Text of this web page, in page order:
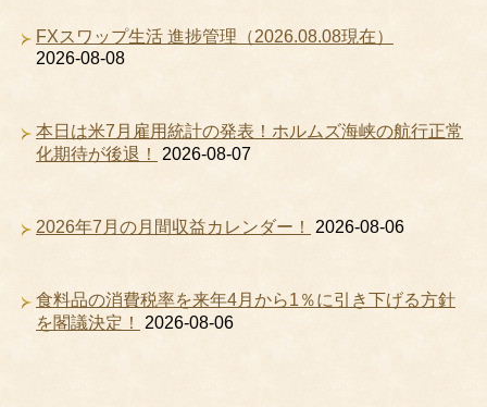
FXスワップ生活 進捗管理（2026.08.08現在）
2026-08-08
本日は米7月雇用統計の発表！ホルムズ海峡の航行正常
化期待が後退！
2026-08-07
2026年7月の月間収益カレンダー！ 2026-08-06
食料品の消費税率を来年4月から1％に引き下げる方針
を閣議決定！
2026-08-06